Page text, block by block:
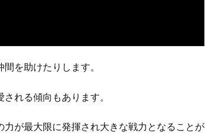
を助けたりします。
れる傾向もあります。
が最大限に発揮され大きな戦力となることが